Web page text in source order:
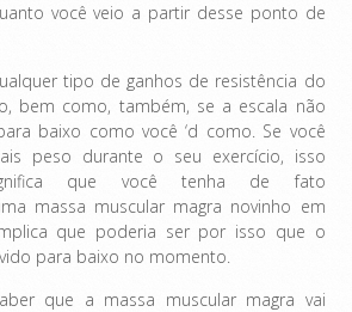
você veio a partir desse ponto de
tipo de ganhos de resistência do
bem como, também, se a escala não
baixo como você ‘d como. Se você
peso durante o seu exercício, isso
que você tenha de fato
massa muscular magra novinho em
que poderia ser por isso que o
para baixo no momento.
que a massa muscular magra vai